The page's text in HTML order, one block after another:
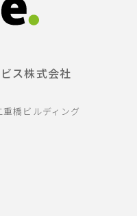
ス株式会社
橋ビルディング